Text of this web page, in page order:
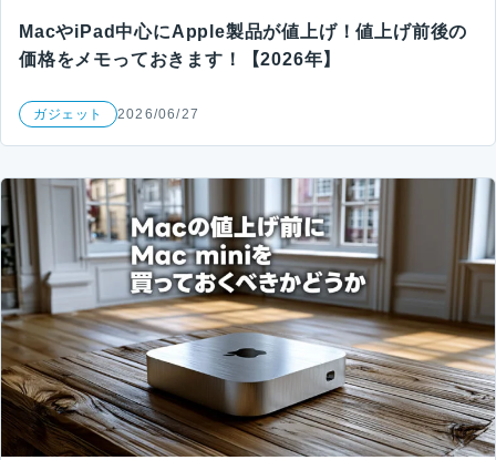
MacやiPad中心にApple製品が値上げ！値上げ前後の
価格をメモっておきます！【2026年】
ガジェット 2026/06/27